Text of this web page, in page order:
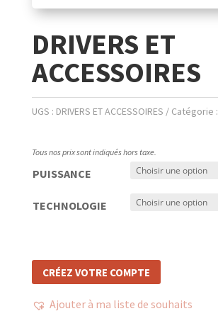
DRIVERS ET
ACCESSOIRES
UGS : DRIVERS ET ACCESSOIRES Catégorie :
Tous nos prix sont indiqués hors taxe.
PUISSANCE
TECHNOLOGIE
CRÉEZ VOTRE COMPTE
Ajouter à ma liste de souhaits